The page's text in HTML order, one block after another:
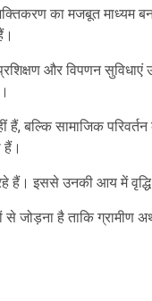
का मजबूत माध्यम
और विपणन
बल्कि सामाजिक
हैं।
हैं। इससे उनकी आय में
जोड़ना है ताकि ग्रामीण